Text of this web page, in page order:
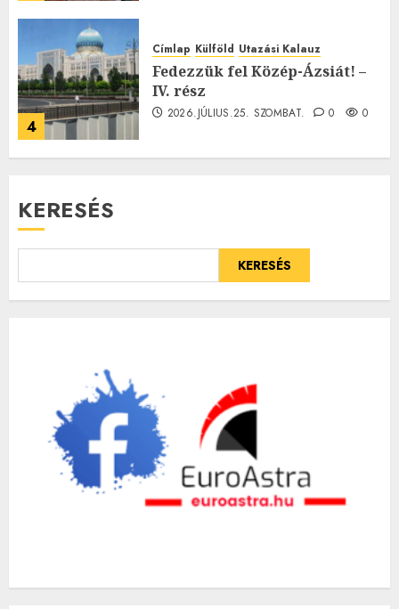
4
Címlap Külföld Utazási Kalauz
Fedezzük fel Közép-Ázsiát! –
IV. rész
2026.JÚLIUS.25. SZOMBAT. 0 0
KERESÉS
KERESÉS